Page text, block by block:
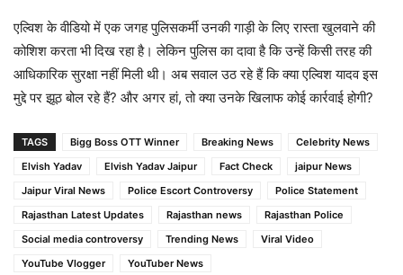
एल्विश के वीडियो में एक जगह पुलिसकर्मी उनकी गाड़ी के लिए रास्ता खुलवाने की
कोशिश करता भी दिख रहा है। लेकिन पुलिस का दावा है कि उन्हें किसी तरह की
आधिकारिक सुरक्षा नहीं मिली थी। अब सवाल उठ रहे हैं कि क्या एल्विश यादव इस
मुद्दे पर झूठ बोल रहे हैं? और अगर हां, तो क्या उनके खिलाफ कोई कार्रवाई होगी?
TAGS Bigg Boss OTT Winner Breaking News
Celebrity News
Elvish Yadav
Elvish Yadav Jaipur Fact Check
jaipur News
Jaipur Viral News
Police Escort Controversy
Police Statement
Rajasthan Latest Updates
Rajasthan news
Rajasthan Police
Social media controversy
Trending News
Viral Video
YouTube Vlogger
YouTuber News